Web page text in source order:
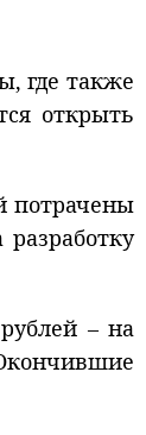
где также
открыть
потрачены
– на